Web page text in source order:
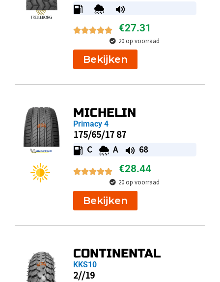
€27.31
20 op voorraad
Bekijken
MICHELIN
Primacy 4
175/65/17 87
C A 68
€28.44
20 op voorraad
Bekijken
CONTINENTAL
KKS10
2//19